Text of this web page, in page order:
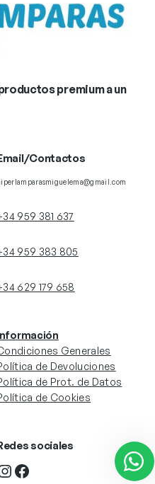
premium a un
Contactos
959 381 637
959 383 805
629 179 658
Generales
de Devoluciones
de Prot. de Datos
de Cookies
sociales
Facebook